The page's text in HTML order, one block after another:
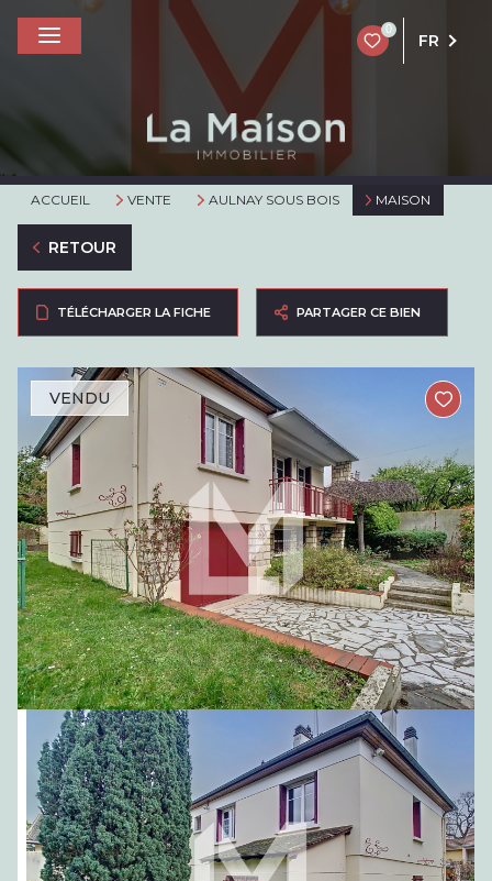
0
FR
ACCUEIL VENTE AULNAY SOUS BOIS MAISON
RETOUR
TÉLÉCHARGER LA FICHE PARTAGER CE BIEN
VENDU